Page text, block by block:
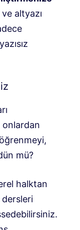
altyazı
onlardan
mü?
halktan